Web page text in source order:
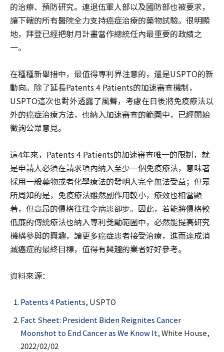
的治療、預防研究。連退伍軍人部以及國防部也被要求，
讓下轄的所有醫院全力支持癌症治療的藥物試驗。很明顯
地，拜登已經把射月計畫當作總統任內最重要的政績之
一。
在種種新舉措中，最值得專利界注意的，還是USPTO的新
動向。除了延長Patents 4 Patients的加速審查機制，
USPTO這次也對外透露了風聲，考慮在日後將免疫療法以
外的癌症治療方法，也納入加速審查的範圍中，已經開始
徵詢公眾意見。
這4年來，Patents 4 Patients的加速審查唯一的限制，就
是申請人必須在請求項內納入至少一個免疫療法，意味著
採用一般藥物或者化學療法的發明人完全無法受益；但眾
所周知的是，免疫療法雖然副作用較小，療效也相當顯
著，但高昂的價格往往令病患卻步。因此，若能將價格較
低廉的傳統療法也納入專利獎勵範圍中，必然能提高研究
機構參與的興趣，讓更多癌症患者接受治療，進而達成消
滅癌症的最終目標，值得有興趣的業者好好參考。
資料來源：
Patents 4 Patients, USPTO
Fact Sheet: President Biden Reignites Cancer
Moonshot to End Cancer as We Know It, White House,
2022/02/02